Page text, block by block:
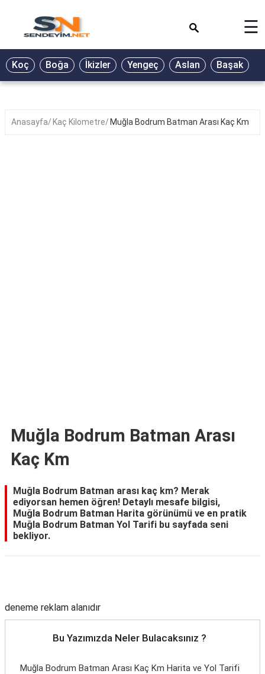
BİYOGRAFİ
GALERİ
☰
Koç Boğa İkizler Yengeç Aslan Başak
Anasayfa Kaç Kilometre Muğla Bodrum Batman Arası Kaç Km
Muğla Bodrum Batman Arası
Kaç Km
Muğla Bodrum Batman arası kaç km? Merak
ediyorsan hemen öğren! Detaylı mesafe bilgisi,
Muğla Bodrum Batman Harita görünümü ve en pratik
Muğla Bodrum Batman Yol Tarifi bu sayfada seni
bekliyor.
deneme reklam alanıdır
Bu Yazımızda Neler Bulacaksınız ?
Muğla Bodrum Batman Arası Kaç Km Harita ve Yol Tarifi